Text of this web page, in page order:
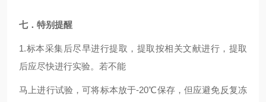
七．特别提醒
1.标本采集后尽早进行提取，提取按相关文献进行，提取
后应尽快进行实验。若不能
马上进行试验，可将标本放于-20℃保存，但应避免反复冻